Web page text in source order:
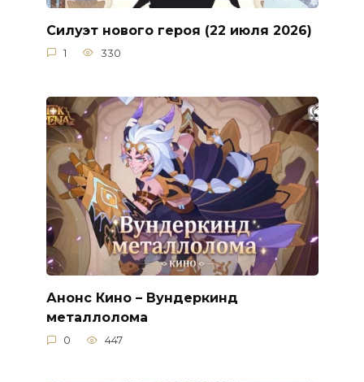
Силуэт нового героя (22 июля 2026)
1 330
Анонс Кино – Вундеркинд
металлолома
0 447